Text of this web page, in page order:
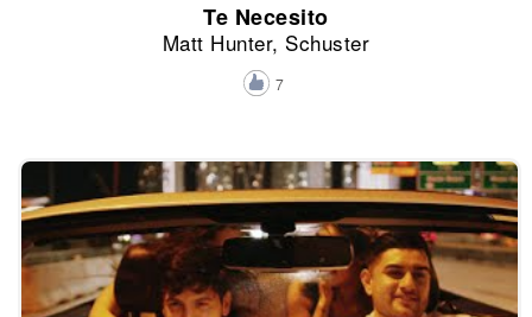
Te Necesito
Matt Hunter, Schuster
7